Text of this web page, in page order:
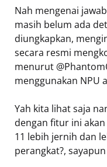
Nah mengenai
masih belum ada
diungkapkan,
secara resmi
menurut
menggunakan NPU
Yah kita lihat saja
dengan fitur ini
11 lebih jernih dan
perangkat?,